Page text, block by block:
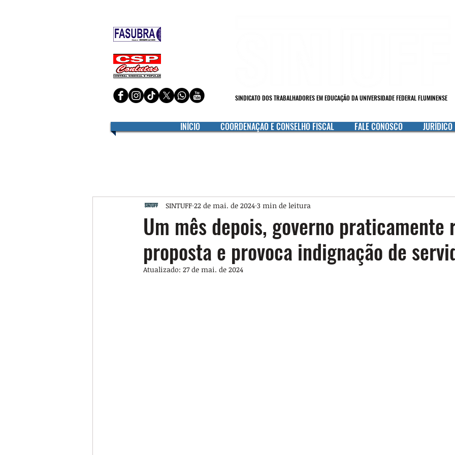
SINDICATO DOS TRABALHADORES EM EDUCAÇÃO DA UNIVERSIDADE FEDERAL FLUMINENSE
INÍCIO COORDENAÇÃO E CONSELHO FISCAL FALE CONOSCO JURÍDICO
Um mês depois, governo praticamente
proposta e provoca indignação de
SINTUFF 22 de mai. de 2024 3 min de leitura
Atualizado: 27 de mai. de 2024